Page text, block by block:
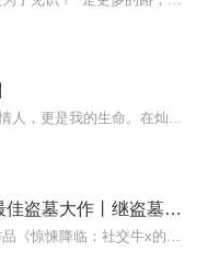
《大墓》丨2022年度最佳盗墓大作丨继盗墓笔记后又一大作